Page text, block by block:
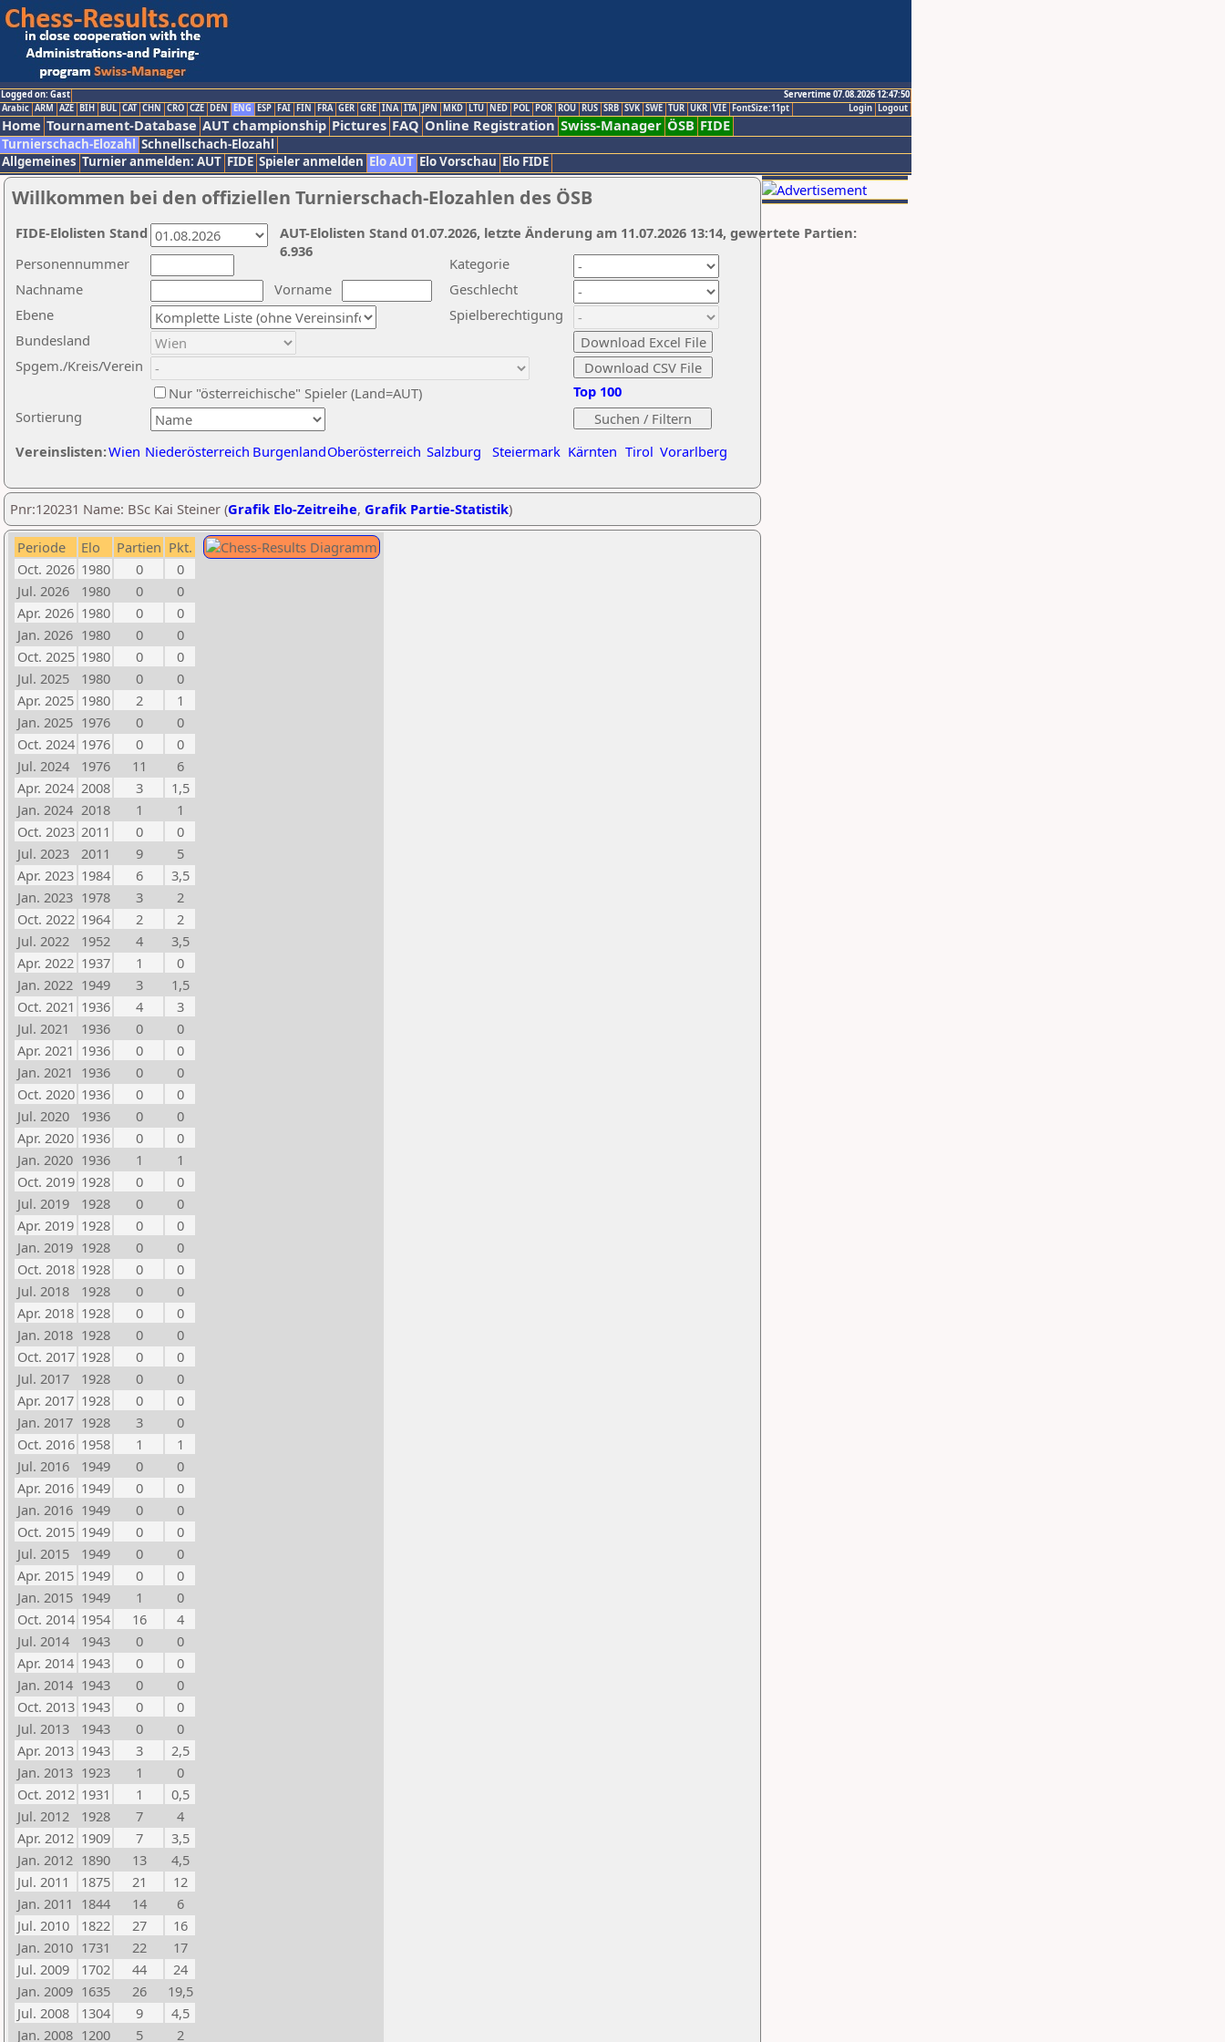
Logged on: Gast
Servertime 07.08.2026 12:47:50
Logout
Login
Arabic ARM AZE BIH BUL CAT CHN CRO CZE DEN ENG ESP FAI FIN FRA GER GRE INA ITA JPN MKD LTU NED POL POR ROU RUS SRB SVK SWE TUR UKR VIE FontSize:11pt
Home Tournament-Database AUT championship Pictures FAQ Online Registration Swiss-Manager ÖSB FIDE
Turnierschach-Elozahl Schnellschach-Elozahl
Allgemeines Turnier anmelden: AUT FIDE Spieler anmelden Elo AUT Elo Vorschau Elo FIDE
Willkommen bei den offiziellen Turnierschach-Elozahlen des ÖSB
Nachname
Vorname
Ebene
Kategorie
Sortierung
Personennummer
Bundesland
Spgem./Kreis/Verein
Geschlecht
Nur "österreichische" Spieler (Land=AUT)
Spielberechtigung
Vereinslisten:Wien Niederösterreich BurgenlandOberösterreich Salzburg Steiermark Kärnten Tirol Vorarlberg
Top 100
AUT-Elolisten Stand 01.07.2026, letzte Änderung am 11.07.2026 13:14, gewertete Partien:
6.936
FIDE-Elolisten Stand
Pnr:120231 Name: BSc Kai Steiner (Grafik Elo-Zeitreihe, Grafik Partie-Statistik)
Periode Elo Partien Pkt.
Oct. 2026 1980 0
0
Jul. 2026
1980 0
0
Apr. 2026 1980 0
0
Jan. 2026 1980 0
0
Oct. 2025 1980 0
0
Jul. 2025
1980 0
0
Apr. 2025 1980 2
1
Jan. 2025 1976 0
0
Oct. 2024 1976 0
0
Jul. 2024
1976 11
6
Apr. 2024 2008 3
1,5
Jan. 2024 2018 1
1
Oct. 2023 2011 0
0
Jul. 2023
2011 9
5
Apr. 2023 1984 6
3,5
Jan. 2023 1978 3
2
Oct. 2022 1964 2
2
Jul. 2022
1952 4
3,5
Apr. 2022 1937 1
0
Jan. 2022 1949 3
1,5
Oct. 2021 1936 4
3
Jul. 2021
1936 0
0
Apr. 2021 1936 0
0
Jan. 2021 1936 0
0
Oct. 2020 1936 0
0
Jul. 2020
1936 0
0
Apr. 2020 1936 0
0
Jan. 2020 1936 1
1
Oct. 2019 1928 0
0
Jul. 2019
1928 0
0
Apr. 2019 1928 0
0
Jan. 2019 1928 0
0
Oct. 2018 1928 0
0
Jul. 2018
1928 0
0
Apr. 2018 1928 0
0
Jan. 2018 1928 0
0
Oct. 2017 1928 0
0
Jul. 2017
1928 0
0
Apr. 2017 1928 0
0
Jan. 2017 1928 3
0
Oct. 2016 1958 1
1
Jul. 2016
1949 0
0
Apr. 2016 1949 0
0
Jan. 2016 1949 0
0
Oct. 2015 1949 0
0
Jul. 2015
1949 0
0
Apr. 2015 1949 0
0
Jan. 2015 1949 1
0
Oct. 2014 1954 16
4
Jul. 2014
1943 0
0
Apr. 2014 1943 0
0
Jan. 2014 1943 0
0
Oct. 2013 1943 0
0
Jul. 2013
1943 0
0
Apr. 2013 1943 3
2,5
Jan. 2013 1923 1
0
Oct. 2012 1931 1
0,5
Jul. 2012
1928 7
4
Apr. 2012 1909 7
3,5
Jan. 2012 1890 13
4,5
Jul. 2011
1875 21
12
Jan. 2011 1844 14
6
Jul. 2010
1822 27
16
Jan. 2010 1731 22
17
Jul. 2009
1702 44
24
Jan. 2009 1635 26
19,5
Jul. 2008
1304 9
4,5
Jan. 2008 1200 5 2